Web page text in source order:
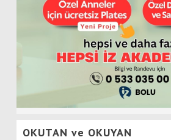
OKUTAN ve OKUYAN